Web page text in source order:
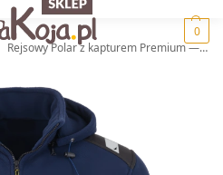
0
Rejsowy Polar z kapturem Premium — Pilski Okręgowy Związek Żeglarski